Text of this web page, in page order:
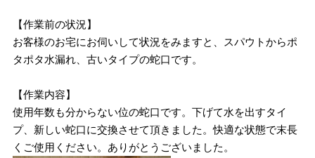
【作業前の状況】
お客様のお宅にお伺いして状況をみますと、スパウトからポ
タポタ水漏れ、古いタイプの蛇口です。
【作業内容】
使用年数も分からない位の蛇口です。下げて水を出すタイ
プ、新しい蛇口に交換させて頂きました。快適な状態で末長
くご使用ください。ありがとうございました。